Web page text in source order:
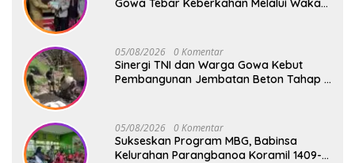
Gowa Tebar Keberkahan Melalui Wakaf
05/08/2026 0 Komentar
Sinergi TNI dan Warga Gowa Kebut
Pembangunan Jembatan Beton Tahap V
05/08/2026 0 Komentar
Sukseskan Program MBG, Babinsa
Kelurahan Parangbanoa Koramil 1409-